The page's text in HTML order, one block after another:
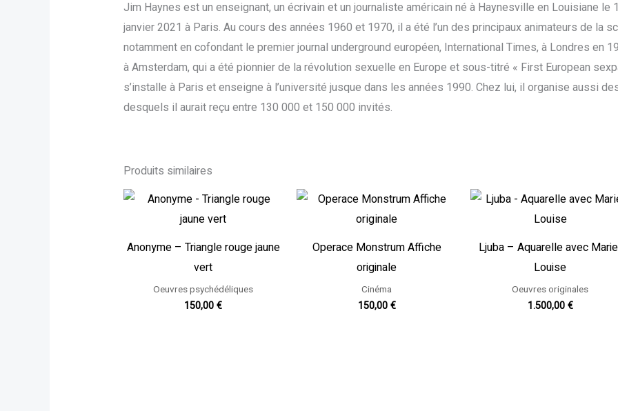
Jim Haynes est un enseignant, un écrivain et un journaliste américain né à Haynesville en Louisiane
janvier 2021 à Paris. Au cours des années 1960 et 1970, il a été l’un des principaux animateurs de la
notamment en cofondant le premier journal underground européen, International Times, à Londres en
à Amsterdam, qui a été pionnier de la révolution sexuelle en Europe et sous-titré « First European
s’installe à Paris et enseigne à l’université jusque dans les années 1990. Chez lui, il organise aussi
desquels il aurait reçu entre 130 000 et 150 000 invités.
Produits similaires
Anonyme – Triangle rouge jaune
vert
Oeuvres psychédéliques
150,00€
Operace Monstrum Affiche
originale
Cinéma
150,00 €
Ljuba – Aquarelle avec
Louise
Oeuvres originales
1.500,00 €